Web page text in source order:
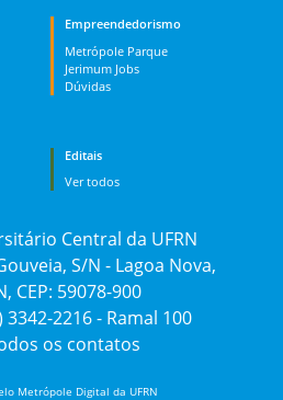
Empreendedorismo
Metrópole Parque
Jerimum Jobs
Dúvidas
Editais
Ver todos
Central da UFRN
S/N - Lagoa Nova,
CEP: 59078-900
3342-2216 - Ramal 100
os contatos
Metrópole Digital da UFRN